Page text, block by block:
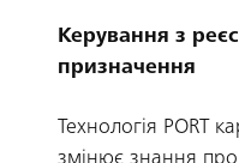
Керування з
призначення
Технологія PORT